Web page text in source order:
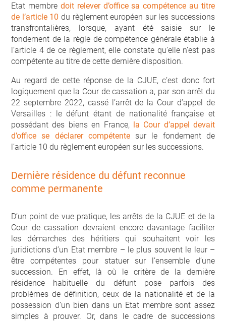
Etat membre doit relever d’office sa compétence au titre
de l’article 10 du règlement européen sur les successions
transfrontalières, lorsque, ayant été saisie sur le
fondement de la règle de compétence générale établie à
l’article 4 de ce règlement, elle constate qu’elle n’est pas
compétente au titre de cette dernière disposition.
Au regard de cette réponse de la CJUE, c’est donc fort
logiquement que la Cour de cassation a, par son arrêt du
22 septembre 2022, cassé l’arrêt de la Cour d’appel de
Versailles : le défunt étant de nationalité française et
possédant des biens en France, la Cour d’appel devait
d’office se déclarer compétentesur le fondement de
l’article 10 du règlement européen sur les successions.
Dernière résidence du défunt reconnue
comme permanente
D’un point de vue pratique, les arrêts de la CJUE et de la
Cour de cassation devraient encore davantage faciliter
les démarches des héritiers qui souhaitent voir les
juridictions d’un Etat membre – le plus souvent le leur –
être compétentes pour statuer sur l’ensemble d’une
succession. En effet, là où le critère de la dernière
résidence habituelle du défunt pose parfois des
problèmes de définition, ceux de la nationalité et de la
possession d’un bien dans un Etat membre sont assez
simples à prouver. Or, dans le cadre de successions